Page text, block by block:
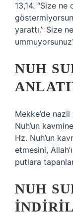
13,14. “Size ne
yarattı.” Size
NUH
Mekke’de
Nuh’un
Hz. Nuh’un
etmesini,
putlara
NUH